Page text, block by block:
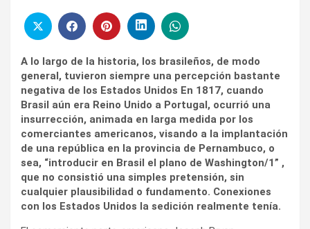
A lo largo de la historia, los brasileños, de modo
general, tuvieron siempre una percepción bastante
negativa de los Estados Unidos En 1817, cuando
Brasil aún era Reino Unido a Portugal, ocurrió una
insurrección, animada en larga medida por los
comerciantes americanos, visando a la implantación
de una república en la provincia de Pernambuco, o
sea, “introducir en Brasil el plano de Washington/1” ,
que no consistió una simples pretensión, sin
cualquier plausibilidad o fundamento. Conexiones
con los Estados Unidos la sedición realmente tenía.